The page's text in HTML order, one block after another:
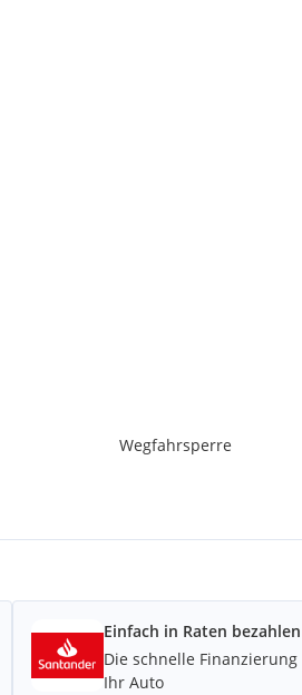
Wegfahrsperre
Einfach in Raten bezahlen
Die schnelle
Ihr Auto